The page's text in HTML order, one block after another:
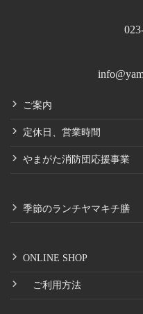
ご案内
定休日、営業時間
やまがた消防団応援事業
季節のランチヤマキチ膳
ONLINE SHOP
ご利用方法